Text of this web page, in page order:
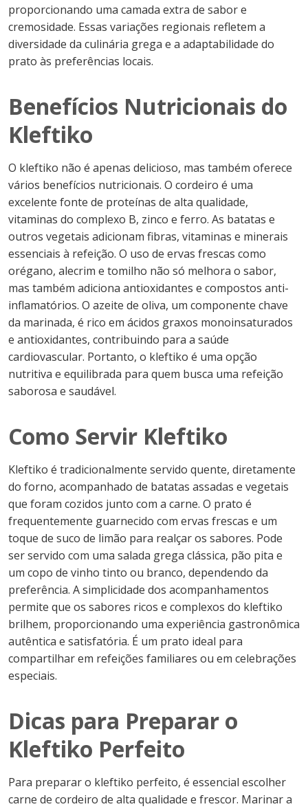
proporcionando uma camada extra de sabor e
cremosidade. Essas variações regionais refletem a
diversidade da culinária grega e a adaptabilidade do
prato às preferências locais.
Benefícios Nutricionais do
Kleftiko
O kleftiko não é apenas delicioso, mas também oferece
vários benefícios nutricionais. O cordeiro é uma
excelente fonte de proteínas de alta qualidade,
vitaminas do complexo B, zinco e ferro. As batatas e
outros vegetais adicionam fibras, vitaminas e minerais
essenciais à refeição. O uso de ervas frescas como
orégano, alecrim e tomilho não só melhora o sabor,
mas também adiciona antioxidantes e compostos anti-
inflamatórios. O azeite de oliva, um componente chave
da marinada, é rico em ácidos graxos monoinsaturados
e antioxidantes, contribuindo para a saúde
cardiovascular. Portanto, o kleftiko é uma opção
nutritiva e equilibrada para quem busca uma refeição
saborosa e saudável.
Como Servir Kleftiko
Kleftiko é tradicionalmente servido quente, diretamente
do forno, acompanhado de batatas assadas e vegetais
que foram cozidos junto com a carne. O prato é
frequentemente guarnecido com ervas frescas e um
toque de suco de limão para realçar os sabores. Pode
ser servido com uma salada grega clássica, pão pita e
um copo de vinho tinto ou branco, dependendo da
preferência. A simplicidade dos acompanhamentos
permite que os sabores ricos e complexos do kleftiko
brilhem, proporcionando uma experiência gastronômica
autêntica e satisfatória. É um prato ideal para
compartilhar em refeições familiares ou em celebrações
especiais.
Dicas para Preparar o
Kleftiko Perfeito
Para preparar o kleftiko perfeito, é essencial escolher
carne de cordeiro de alta qualidade e frescor. Marinar a